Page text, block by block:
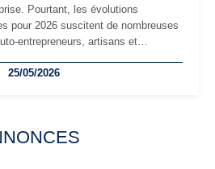
Pourtant, les évolutions
pour 2026 suscitent de nombreuses
entrepreneurs, artisans et
vers la TVA : les règles
25/05/2026